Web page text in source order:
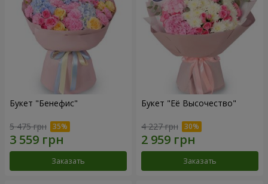
Букет "Бенефис"
5 475 грн
Заказать
Букет "Её Высочество"
4 227 грн
Заказать